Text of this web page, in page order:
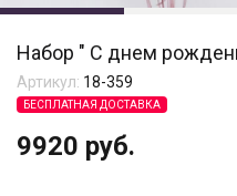
Набор " С днем
Артикул: 18-359
БЕСПЛАТНАЯ ДОСТАВКА
9920 руб.